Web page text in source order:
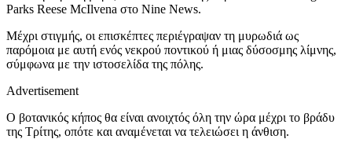
Parks Reese McIlvena στο Nine News.
Μέχρι στιγμής, οι επισκέπτες περιέγραψαν τη μυρωδιά ως
παρόμοια με αυτή ενός νεκρού ποντικού ή μιας δύσοσμης λίμνης,
σύμφωνα με την ιστοσελίδα της πόλης.
Advertisement
Ο βοτανικός κήπος θα είναι ανοιχτός όλη την ώρα μέχρι το βράδυ
της Τρίτης, οπότε και αναμένεται να τελειώσει η άνθιση.